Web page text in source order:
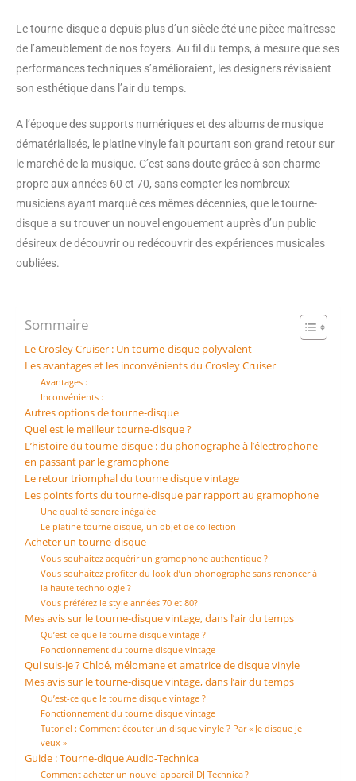
Le tourne-disque a depuis plus d’un siècle été une pièce maîtresse
de l’ameublement de nos foyers. Au fil du temps, à mesure que ses
performances techniques s’amélioraient, les designers révisaient
son esthétique dans l’air du temps.
A l’époque des supports numériques et des albums de musique
dématérialisés, le platine vinyle fait pourtant son grand retour sur
le marché de la musique. C’est sans doute grâce à son charme
propre aux années 60 et 70, sans compter les nombreux
musiciens ayant marqué ces mêmes décennies, que le tourne-
disque a su trouver un nouvel engouement auprès d’un public
désireux de découvrir ou redécouvrir des expériences musicales
oubliées.
Sommaire
Le Crosley Cruiser : Un tourne-disque polyvalent
Les avantages et les inconvénients du Crosley Cruiser
Avantages :
Inconvénients :
Autres options de tourne-disque
Quel est le meilleur tourne-disque ?
L’histoire du tourne-disque : du phonographe à l’électrophone
en passant par le gramophone
Le retour triomphal du tourne disque vintage
Les points forts du tourne-disque par rapport au gramophone
Une qualité sonore inégalée
Le platine tourne disque, un objet de collection
Acheter un tourne-disque
Vous souhaitez acquérir un gramophone authentique ?
Vous souhaitez profiter du look d’un phonographe sans renoncer à
la haute technologie ?
Vous préférez le style années 70 et 80?
Mes avis sur le tourne-disque vintage, dans l’air du temps
Qu’est-ce que le tourne disque vintage ?
Fonctionnement du tourne disque vintage
Qui suis-je ? Chloé, mélomane et amatrice de disque vinyle
Mes avis sur le tourne-disque vintage, dans l’air du temps
Qu’est-ce que le tourne disque vintage ?
Fonctionnement du tourne disque vintage
Tutoriel : Comment écouter un disque vinyle ? Par « Je disque je
veux »
Guide : Tourne-dique Audio-Technica
Comment acheter un nouvel appareil DJ Technica ?